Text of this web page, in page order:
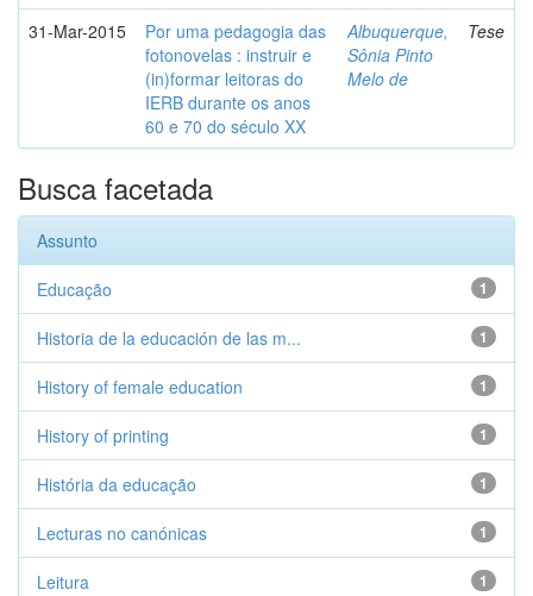
31-Mar-2015
Por uma pedagogia das
fotonovelas : instruir e
(in)formar leitoras do
IERB durante os anos
60 e 70 do século XX
Albuquerque,
Sônia Pinto
Melo de
Tese
Busca facetada
Assunto
1
Educação
1
Historia de la educación de las m...
1
History of female education
1
History of printing
1
História da educação
1
Lecturas no canónicas
1
Leitura